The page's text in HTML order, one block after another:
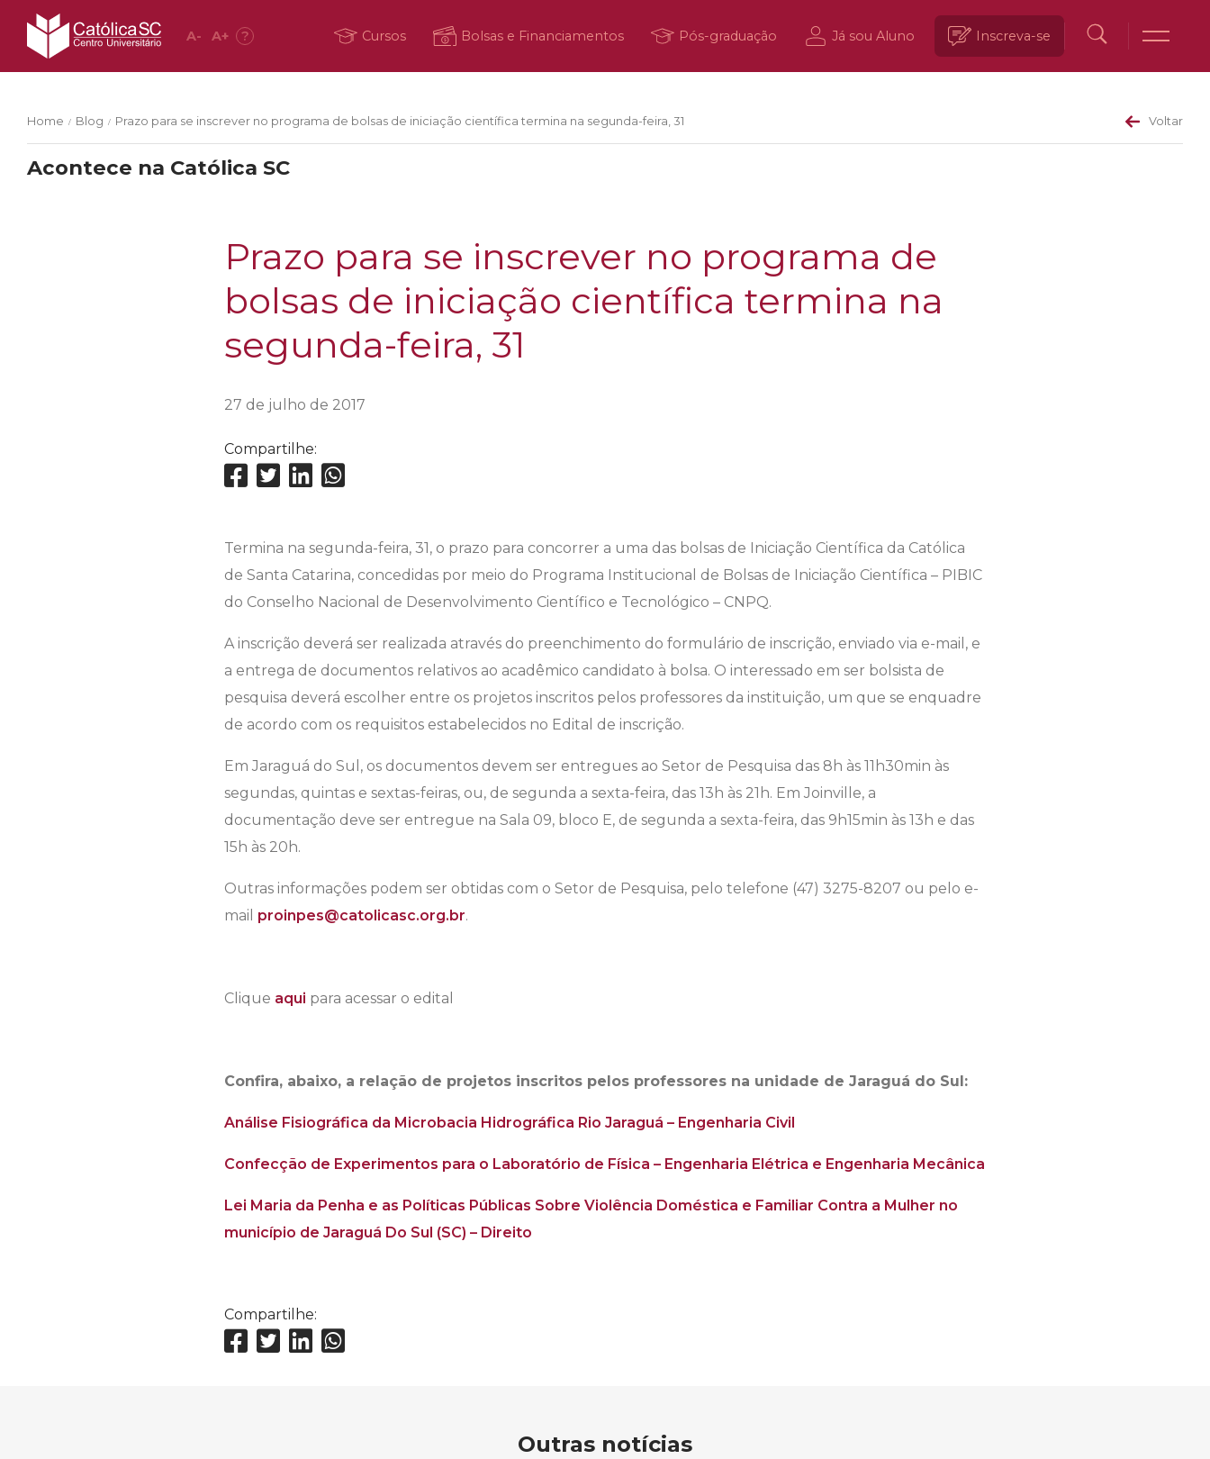
A- A+ ? Cursos Bolsas e Financiamentos Pós-graduação Já sou Aluno Inscreva-se
Home / Blog / Prazo para se inscrever no programa de bolsas de iniciação científica termina na segunda-feira, 31 Voltar
Acontece na Católica SC
Prazo para se inscrever no programa de
bolsas de iniciação científica termina na
segunda-feira, 31
27 de julho de 2017
Compartilhe:
Termina na segunda-feira, 31, o prazo para concorrer a uma das bolsas de Iniciação Científica da Católica
de Santa Catarina, concedidas por meio do Programa Institucional de Bolsas de Iniciação Científica – PIBIC
do Conselho Nacional de Desenvolvimento Científico e Tecnológico – CNPQ.
A inscrição deverá ser realizada através do preenchimento do formulário de inscrição, enviado via e-mail, e
a entrega de documentos relativos ao acadêmico candidato à bolsa. O interessado em ser bolsista de
pesquisa deverá escolher entre os projetos inscritos pelos professores da instituição, um que se enquadre
de acordo com os requisitos estabelecidos no Edital de inscrição.
Em Jaraguá do Sul, os documentos devem ser entregues ao Setor de Pesquisa das 8h às 11h30min às
segundas, quintas e sextas-feiras, ou, de segunda a sexta-feira, das 13h às 21h. Em Joinville, a
documentação deve ser entregue na Sala 09, bloco E, de segunda a sexta-feira, das 9h15min às 13h e das
15h às 20h.
Outras informações podem ser obtidas com o Setor de Pesquisa, pelo telefone (47) 3275-8207 ou pelo e-
mail proinpes@catolicasc.org.br.
Clique aqui para acessar o edital
Confira, abaixo, a relação de projetos inscritos pelos professores na unidade de Jaraguá do Sul:
Análise Fisiográfica da Microbacia Hidrográfica Rio Jaraguá – Engenharia Civil
Confecção de Experimentos para o Laboratório de Física – Engenharia Elétrica e Engenharia Mecânica
Lei Maria da Penha e as Políticas Públicas Sobre Violência Doméstica e Familiar Contra a Mulher no
município de Jaraguá Do Sul (SC) – Direito
Compartilhe:
Outras notícias